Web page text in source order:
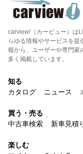
carview!（カービュー）は
らゆる情報やサービスを
報から、ユーザーや専門家
多く掲載しています。
知る
カタログ
ニュース
買う・売る
中古車検索
新車見積
楽しむ